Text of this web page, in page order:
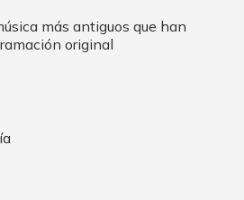
más antiguos que han
original